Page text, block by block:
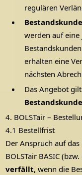
regulären
werden auf
erhalten eine
nächsten
Das Angebot
4. BOLSTair –
4.1 Bestellfrist
Der Anspruch auf
BOLSTair BASIC
verfällt, wenn die